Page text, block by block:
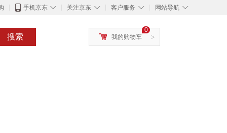
◇
手机京东 ◇
关注京东 ◇
客户服务 ◇
网站导航
搜索 >
0
我的购物车